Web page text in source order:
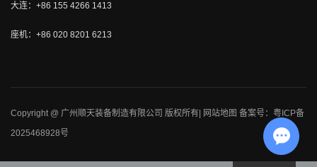
大连：+86 155 4266 1413
座机：+86 020 8201 6213
Copyright @ 广州顺天装备制造有限公司 版权所有| 网站地图 备案号：粤ICP备
2025468928号